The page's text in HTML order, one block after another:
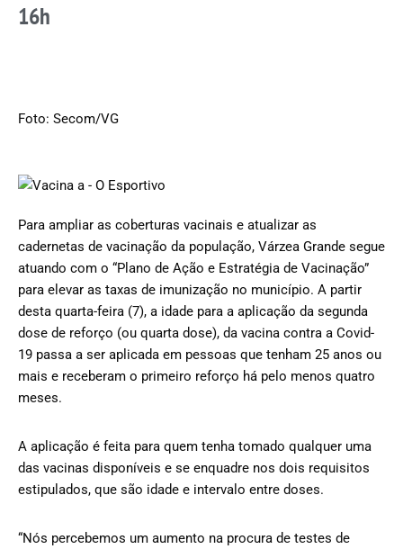
16h
Foto: Secom/VG
Para ampliar as coberturas vacinais e atualizar as
cadernetas de vacinação da população, Várzea Grande segue
atuando com o “Plano de Ação e Estratégia de Vacinação”
para elevar as taxas de imunização no município. A partir
desta quarta-feira (7), a idade para a aplicação da segunda
dose de reforço (ou quarta dose), da vacina contra a Covid-
19 passa a ser aplicada em pessoas que tenham 25 anos ou
mais e receberam o primeiro reforço há pelo menos quatro
meses.
A aplicação é feita para quem tenha tomado qualquer uma
das vacinas disponíveis e se enquadre nos dois requisitos
estipulados, que são idade e intervalo entre doses.
“Nós percebemos um aumento na procura de testes de